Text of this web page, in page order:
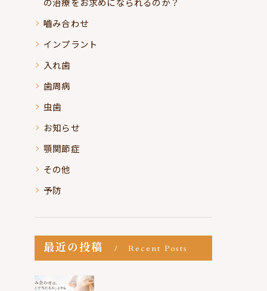
嚙み合わせ
インプラント
入れ歯
歯周病
虫歯
お知らせ
顎関節症
その他
予防
最近の投稿 Recent Posts